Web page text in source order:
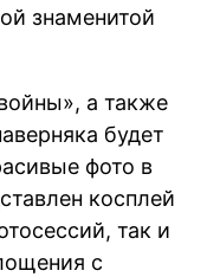
знаменитой
а также
будет
фото в
косплей
так и
с